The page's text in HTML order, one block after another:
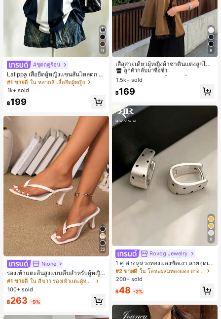
9
#ชุดฤดูร้อน
Lalippa เสื้อยืดผู้หญิงแขนสั้นไหล่ตก ค
อวีปกเสื้อ ลายพิมพ์ดิจิทัลลายทาง สไตล์
สปอร์ตแฟชั่นมินิมอล ของขวัญสำหรับเ
พื่อน
#1 ขายดี ใน หลากสี เสื้อยืดผู้หญิง
1k+ sold
฿199
22
Nione
รองเท้าแตะส้นสูงแบบคีบสำหรับผู้หญิง
สไตล์คลาสสิก สีบล็อก สไตล์แฟรี่ฤดูร้อ
น ส้นเข็ม รองเท้าแตะแบบคีบ รองเท้าแ
ตะชายหาดแฟชั่นสายไขว้ รองเท้าผู้ห
ญิง สำหรับออฟฟิศ บ้าน กลางแจ้ง ดีไซ
น์หัวเหลี่ยม ชิคและหรูหรา สำหรับเดทไ
นท์
#1 ขายดี
ใน สีขาว รองเท้าแตะผู้หญิง
100+ sold
฿263 -9%
6
เสื้อสายเดี่ยวผู้หญิงผ้าซาตินแต่งลูกไม้
- เสื้อสายเดี่ยวฤดูร้อนสีคากีมีรอยผ่าด้า
นข้างที่น่าดึงดูดแบบสบายๆ
#1 ขายดี
ใน สีกากี เสื้อสตรี เสื้อเบลาส์ & Tee
ลูกค้ากลับมาซื้อซ้ำ!
#1 ขายดี
ลูกค้ากลับมาซื้อซ้ำ!
#1 ขายดี
ลูกค้ากลับมาซื้อซ้ำ!
#1 ขายดี
ใน สีกากี เสื้อสตรี เสื้อเบลาส์ & Tee
1.5k+ sold
฿169
9
Rovog Jewelry
1 คู่ ต่างหูห่วงทองแดงขัดเงา ลายจุดเร
ขาคณิตสไตล์มินิมอล เหมาะสำหรับสว
มใส่ประจำวันแบบสบายๆ สำหรับผู้หญิง
#2 ขายดี
ใน โลหะผสมทองแดง ต่างหูผู้หญิง
200+ sold
฿48 -2%